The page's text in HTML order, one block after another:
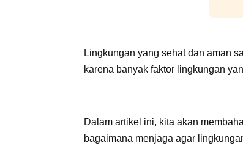
Lingkungan yang sehat dan aman
karena banyak faktor lingkungan
Dalam artikel ini, kita akan
bagaimana menjaga agar